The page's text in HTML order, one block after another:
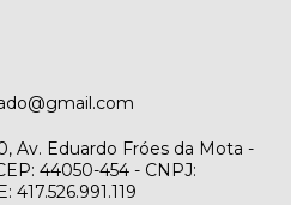
Av. Eduardo Fróes da Mota -
44050-454 - CNPJ: